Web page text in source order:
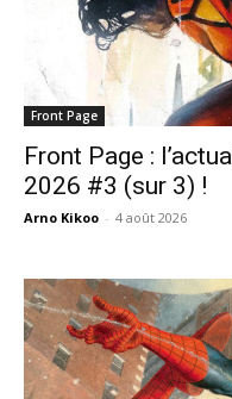
Front Page
Front Page :
2026 #3 (sur 3) !
Arno Kikoo - 4 août 2026